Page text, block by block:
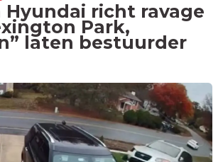
Hyundai richt ravage
Park,
laten bestuurder